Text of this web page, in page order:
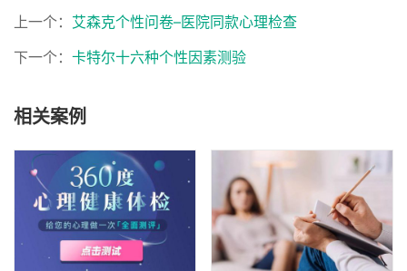
上一个： 艾森克个性问卷–医院同款心理检查
下一个： 卡特尔十六种个性因素测验
相关案例